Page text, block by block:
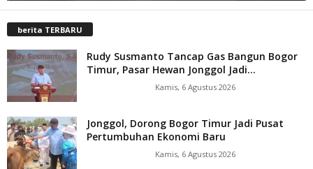
berita TERBARU
Rudy Susmanto Tancap Gas Bangun Bogor
Timur, Pasar Hewan Jonggol Jadi...
Kamis, 6 Agustus 2026
Jonggol, Dorong Bogor Timur Jadi Pusat
Pertumbuhan Ekonomi Baru
Kamis, 6 Agustus 2026